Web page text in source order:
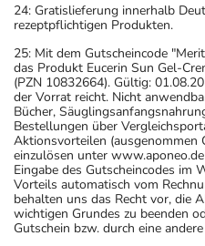
24: Gratislieferung innerhalb
rezeptpflichtigen Produkten.
25: Mit dem Gutscheincode
das Produkt Eucerin Sun Gel-
(PZN 10832664). Gültig:
der Vorrat reicht. Nicht
Bücher,
Bestellungen über
Aktionsvorteilen (ausgenommen
einzulösen unter
Eingabe des Gutscheincodes im
Vorteils automatisch vom
behalten uns das Recht vor, die
wichtigen Grundes zu beenden
Gutschein bzw. durch eine